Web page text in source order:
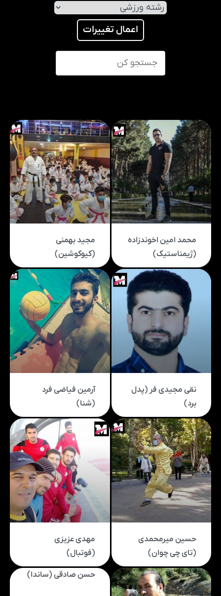
اعمال تغییرات
محمد امین اخوندزاده
(ژیمناستیک)
مجید بهمنی
(کیوکوشین)
نقی مجیدی فر (پدل
برد)
آرمین فیاضی فرد
(شنا)
حسین میرمحمدی
(تای چی چوان)
مهدی عزیزی
(فوتبال)
حسن صادقی (ساندا)